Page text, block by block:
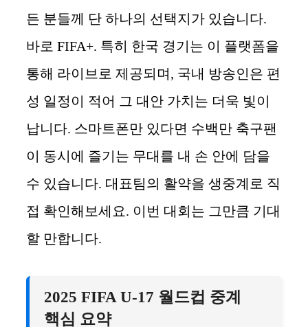
든 분들께 단 하나의 선택지가 있습니다.
바로 FIFA+. 특히 한국 경기는 이 플랫폼을
통해 라이브로 제공되며, 국내 방송인은 편
성 일정이 적어 그 대안 가치는 더욱 빛이
납니다. 스마트폰만 있다면 수백만 축구팬
이 동시에 즐기는 무대를 내 손 안에 담을
수 있습니다. 대표팀의 활약을 생중계로 직
접 확인해보세요. 이번 대회는 그만큼 기대
할 만합니다.
2025 FIFA U-17 월드컵 중계
핵심 요약